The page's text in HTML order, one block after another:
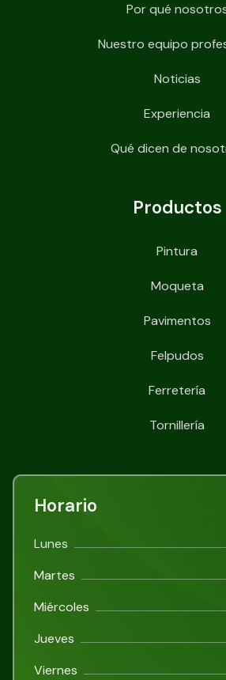
Por qué
Nuestro equipo
Noticias
Experiencia
Qué dicen de
Productos
Pintura
Moqueta
Pavimentos
Felpudos
Ferretería
Tornillería
Horario
Lunes
Martes
Miércoles
Jueves
Viernes